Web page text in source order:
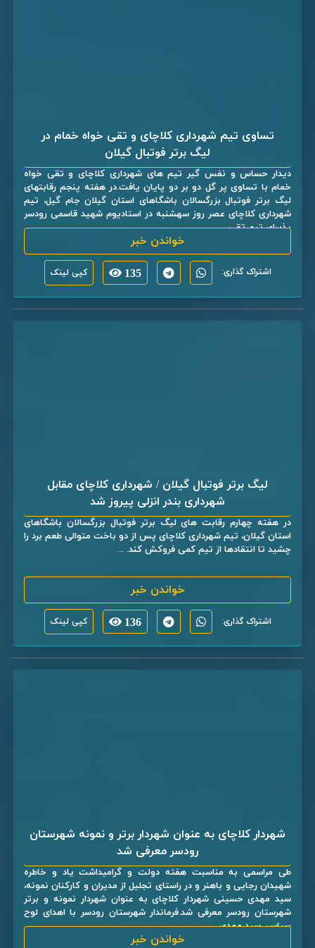
تساوی تیم شهرداری کلاچای و تقی خواه خمام در
لیگ برتر فوتبال گیلان
دیدار حساس و نفس گیر تیم های شهرداری کلاچای و تقی خواه
خمام با تساوی پر گل دو بر دو پایان یافت.در هفته پنجم رقابتهای
لیگ برتر فوتبال بزرگسالان باشگاهای استان گیلان جام گیل، تیم
شهرداری کلاچای عصر روز سهشنبه در استادیوم شهید قاسمی رودسر
پذیرای تیم تقی ...
خواندن خبر
اشتراک گذاری: 135 کپی لینک
لیگ برتر فوتبال گیلان / شهرداری کلاچای مقابل
شهرداری بندر انزلی پیروز شد
در هفته چهارم رقابت های لیگ برتر فوتبال بزرگسالان باشگاهای
استان گیلان، تیم شهرداری کلاچای پس از دو باخت متوالی طعم برد را
چشید تا انتقادها از تیم کمی فروکش کند. ...
خواندن خبر
اشتراک گذاری: 136 کپی لینک
شهردار کلاچای به عنوان شهردار برتر و نمونه شهرستان
رودسر معرفی شد
طی مراسمی به مناسبت هفته دولت و گرامیداشت یاد و خاطره
شهیدان رجایی و باهنر و در راستای تجلیل از مدیران و کارکنان نمونه،
سید مهدی حسینی شهردار کلاچای به عنوان شهردار نمونه و برتر
شهرستان رودسر معرفی شد.فرماندار شهرستان رودسر با اهدای لوح
سپاس، سید مهدی ...
خواندن خبر